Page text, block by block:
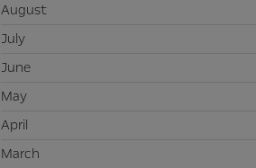
August
July
June
May
April
March